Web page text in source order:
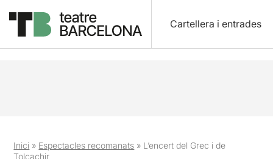
Cartellera i entrades
Inici » Espectacles recomanats » L’encert del Grec i de
Tolcachir